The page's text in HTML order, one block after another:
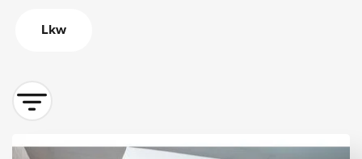
Lkw